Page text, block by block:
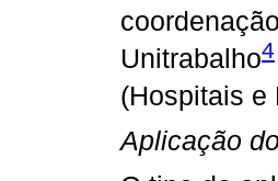
Unitrabalho4
(Hospitais e
Aplicação